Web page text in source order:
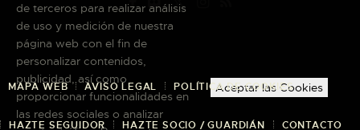
MAPA WEB AVISO LEGAL POLÍTICA DE COOKIES
HAZTE SEGUIDOR HAZTE SOCIO / GUARDIÁN CONTACTO
de terceros para realizar análisis
de uso y medición de nuestra
página web con el fin de
personalizar contenidos,
publicidad, así como
proporcionar funcionalidades en
las redes sociales o analizar
Aceptar las Cookies